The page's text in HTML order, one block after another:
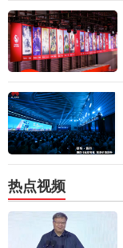
热点视频